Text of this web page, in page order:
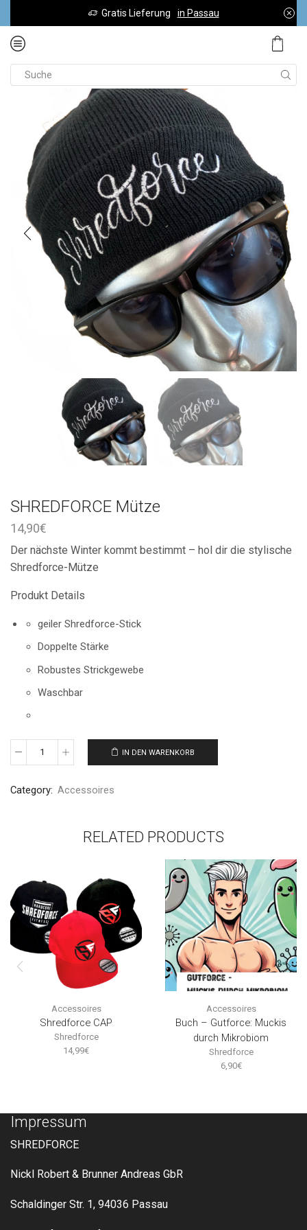
Gratis Lieferung in Passau
SHREDFORCE Mütze
14,90€
Der nächste Winter kommt bestimmt – hol dir die stylische
Shredforce-Mütze
Produkt Details
geiler Shredforce-Stick
Doppelte Stärke
Robustes Strickgewebe
Waschbar
IN DEN WARENKORB
Category: Accessoires
RELATED PRODUCTS
Accessoires
Shredforce CAP
Shredforce
14,99€
Accessoires
Buch – Gutforce: Muckis
durch Mikrobiom
Shredforce
6,90€
Impressum
SHREDFORCE
Nickl Robert & Brunner Andreas GbR
Schaldinger Str. 1, 94036 Passau